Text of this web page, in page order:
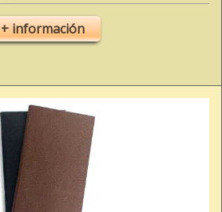
+ información